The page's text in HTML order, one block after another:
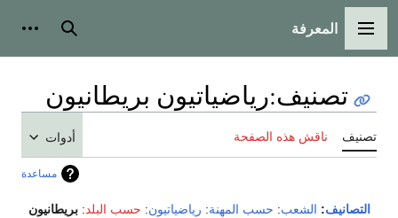
القائمة الرئيسية
المعرفة بحث
تصنيف:رياضياتيون بريطانيون
تصنيف ناقش هذه الصفحة أدوات
مساعدة
التصانيف: الشعب: حسب المهنة: رياضياتيون: حسب البلد:بريطانيون